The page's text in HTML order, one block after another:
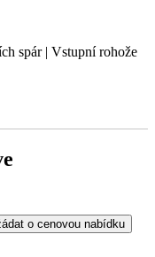
spár | Vstupní rohože
o cenovou nabídku